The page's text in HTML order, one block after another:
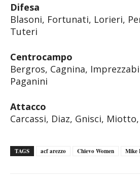
Difesa
Blasoni, Fortunati, Lorieri,
Tuteri
Centrocampo
Bergros, Cagnina,
Paganini
Attacco
Carcassi, Diaz, Gnisci,
TAGS acf arezzo Chievo Women Mike